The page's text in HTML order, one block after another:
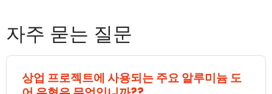
자주 묻는 질문
상업 프로젝트에 사용되는 주요 알루미늄 도